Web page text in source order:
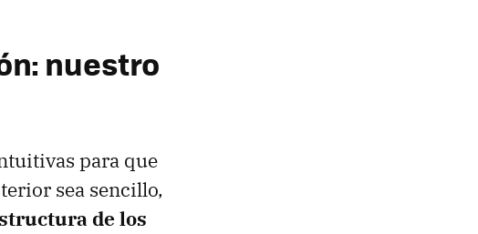
nuestro
para que
sea sencillo,
de los